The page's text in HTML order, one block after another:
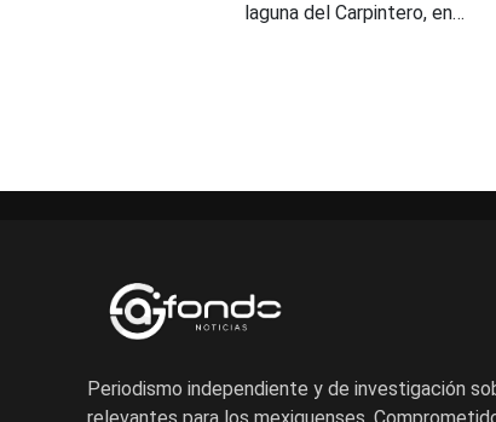
laguna del Carpintero, en…
Periodismo independiente y de investigación
relevantes para los mexiquenses.